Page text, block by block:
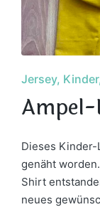
Posted
in
Jersey Kinder
Dieses
genäht
Shirt
neues